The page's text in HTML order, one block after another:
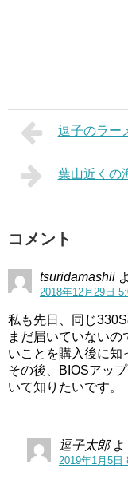
逗子のラー
葉山近くの
コメント
tsuridamashii
2018年12月29日
私も先日、同じ
まだ届いていない
いことを購入後に知
その後、BIOSアッ
いて知りたいです。
逗子太郎
2019年1月5日